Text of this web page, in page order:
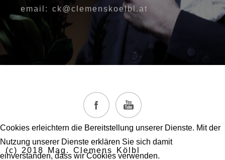
email: ck@clemenskoelbl.at
(c) 2018 Mag. Clemens Kölbl
Cookies erleichtern die Bereitstellung unserer Dienste. Mit der
Nutzung unserer Dienste erklären Sie sich damit
einverstanden, dass wir Cookies verwenden.